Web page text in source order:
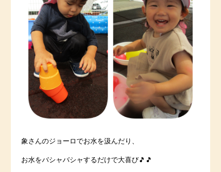
象さんのジョーロでお水を汲んだり、
お水をバシャバシャするだけで大喜び🎵🎵